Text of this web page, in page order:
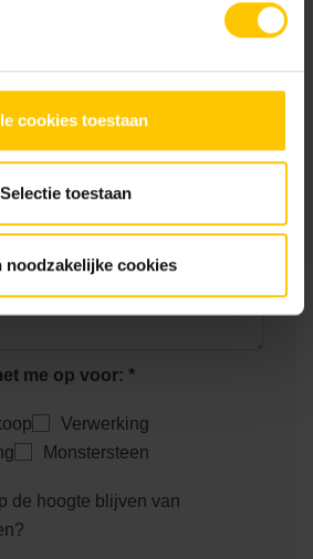
cookies toestaan
Selectie toestaan
noodzakelijke cookies
*
*
me op voor: *
Verwerking
Monstersteen
de hoogte blijven van